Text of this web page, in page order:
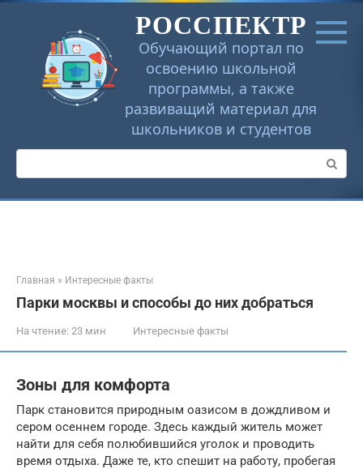
Перейти
РОССПЕКТР
Обучающий портал по
освоению школьной
программы, а также
развиващий материал для
школьников и студентов
Поиск:
Главная » Интересные факты
Парки москвы и способы до них добраться
На чтение: 23 мин Интересные факты
Зоны для комфорта
Парк становится природным оазисом в дождливом и
сером осеннем городе. Здесь каждый житель может
найти для себя полюбившийся уголок и проводить
время отдыха. Даже те, кто спешит на работу, пробегая